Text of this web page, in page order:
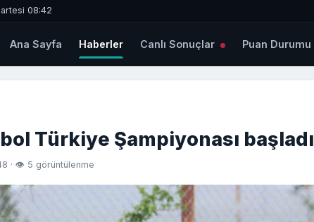
08:42
Ana Sayfa Haberler Canlı Sonuçlar Puan Durumu
Türkiye Şampiyonası başladı
· 👁 5 görüntülenme